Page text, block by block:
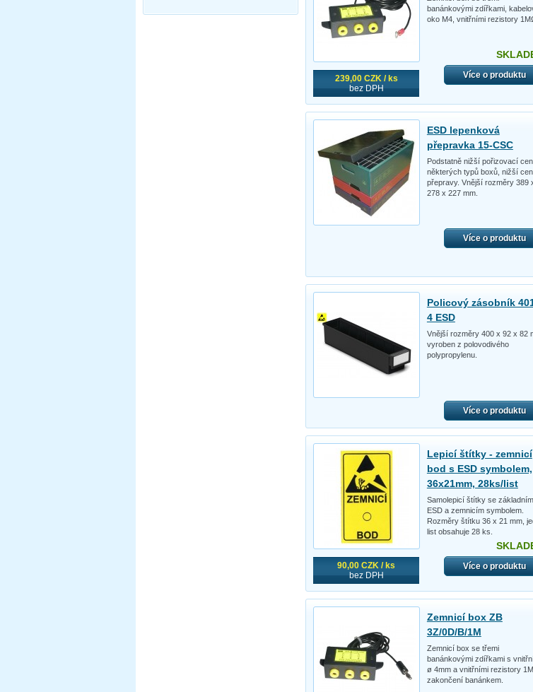
239,00 CZK / ks
bez DPH
banánkovými zdířkami,
oko M4, vnitřními rezistory
Více o produktu
ESD lepenková
přepravka 15-CSC
Podstatně nižší pořizovací
některých typů boxů, nižší
přepravy. Vnější rozměry 389
278 x 227 mm.
Více o produktu
Policový zásobník
4 ESD
Vnější rozměry 400 x 92 x 82
vyroben z polovodivého
polypropylenu.
Více o produktu
90,00 CZK / ks
bez DPH
Lepicí štítky - zemnicí
bod s ESD symbolem,
36x21mm, 28ks/list
Samolepicí štítky se základním
ESD a zemnicím symbolem.
Rozměry štítku 36 x 21 mm,
list obsahuje 28 ks.
Více o produktu
Zemnicí box ZB
3Z/0D/B/1M
Zemnicí box se třemi
banánkovými zdířkami s
ø 4mm a vnitřními rezistory
zakončení banánkem.